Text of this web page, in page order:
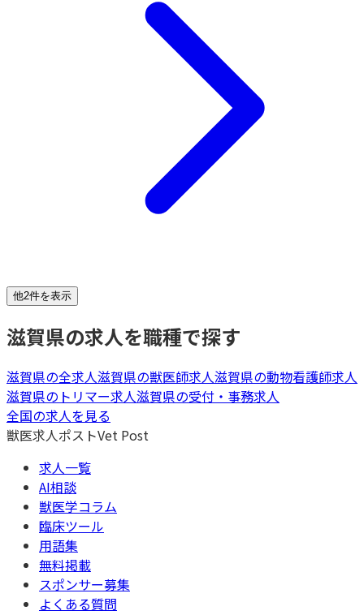
他2件を表示
滋賀県の求人を職種で探す
滋賀県の全求人滋賀県の獣医師求人滋賀県の動物看護師求人
滋賀県の トリマー求人滋賀県の受付・事務求人
全国の求人を見る
獣医求人ポストVet Post
求人一覧
AI相談
獣医学コラム
臨床ツール
用語集
無料掲載
スポンサー募集
よくある質問